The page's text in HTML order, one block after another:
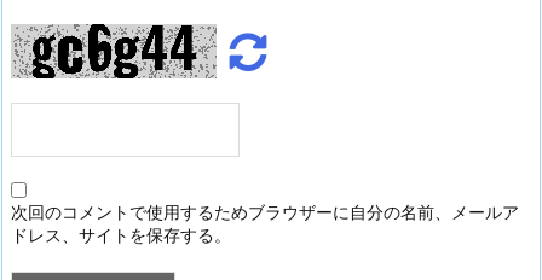
次回のコメントで使用するためブラウザーに自分の名前、メールア
ドレス、サイトを保存する。